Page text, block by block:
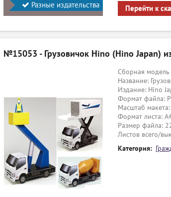
Разные издательства Перейти к
№15053 - Грузовичок Hino (Hino Japan)
Сборная модель
Название:
Издание: Hino
Формат файла:
Масштаб макета:
Формат листа:
Размер файла:
Листов всего/
Категория: